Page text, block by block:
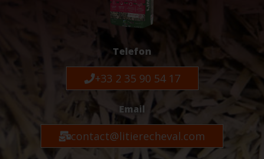
Telefon
+33 2 35 90 54 17
Email
contact@litierecheval.com